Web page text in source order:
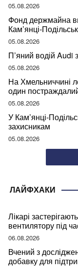
05.08.2026
Фонд держмайна
Кам’янці-
05.08.2026
П’яний водій Audi
05.08.2026
На Хмельниччині
один
05.08.2026
У Кам’янці-
захисникам
05.08.2026
ЛАЙФХАКИ
Лікарі
вентилятору під
ваше здоров’я
06.08.2026
Вчений з
добавку для